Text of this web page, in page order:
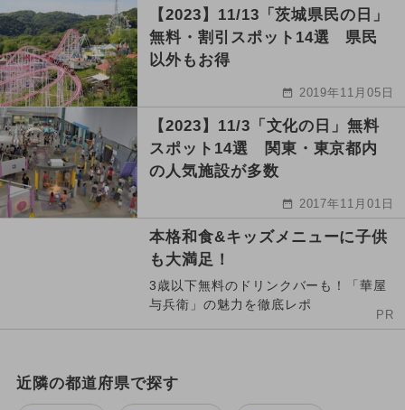
【2023】11/13「茨城県民の日」
無料・割引スポット14選 県民
以外もお得
2019年11月05日
【2023】11/3「文化の日」無料
スポット14選 関東・東京都内
の人気施設が多数
2017年11月01日
本格和食&キッズメニューに子供
も大満足！
3歳以下無料のドリンクバーも！「華屋
与兵衛」の魅力を徹底レポ
PR
近隣の都道府県で探す